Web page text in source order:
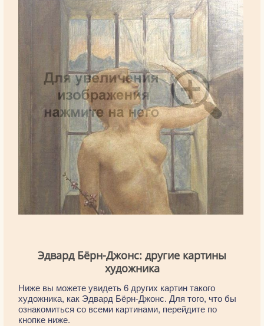
Эдвард Бёрн-Джонс: другие картины
художника
Ниже вы можете увидеть 6 других картин такого
художника, как Эдвард Бёрн-Джонс. Для того, что бы
ознакомиться со всеми картинами, перейдите по
кнопке ниже.